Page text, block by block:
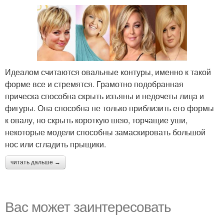
Идеалом считаются овальные контуры, именно к такой
форме все и стремятся. Грамотно подобранная
прическа способна скрыть изъяны и недочеты лица и
фигуры. Она способна не только приблизить его формы
к овалу, но скрыть короткую шею, торчащие уши,
некоторые модели способны замаскировать большой
нос или сгладить прыщики.
читать дальше →
Вас может заинтересовать